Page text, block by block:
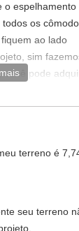
o espelhamento
os
ao lado
sim
você pode
que deseja
terreno é
seu terreno